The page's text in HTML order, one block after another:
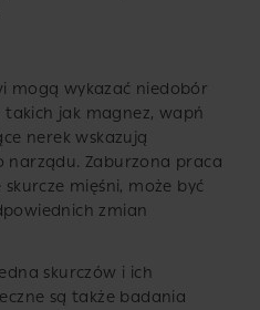
mogą wykazać niedobór
jak magnez, wapń
nerek wskazują
narządu. Zaburzona praca
mięśni, może być
zmian
skurczów i ich
są także badania